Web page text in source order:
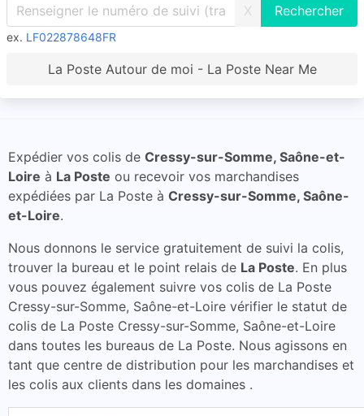
X
ex. LF022878648FR
La Poste Autour de moi - La Poste Near Me
Expédier vos colis de Cressy-sur-Somme, Saône-et-
Loire à La Poste ou recevoir vos marchandises
expédiées par La Poste à Cressy-sur-Somme, Saône-
et-Loire.
Nous donnons le service gratuitement de suivi la colis,
trouver la bureau et le point relais de La Poste. En plus
vous pouvez également suivre vos colis de La Poste
Cressy-sur-Somme, Saône-et-Loire vérifier le statut de
colis de La Poste Cressy-sur-Somme, Saône-et-Loire
dans toutes les bureaus de La Poste. Nous agissons en
tant que centre de distribution pour les marchandises et
les colis aux clients dans les domaines .